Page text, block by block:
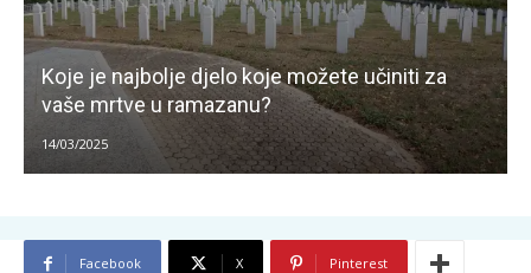
Koje je najbolje djelo koje možete učiniti za
vaše mrtve u ramazanu?
14/03/2025
Facebook X Pinterest